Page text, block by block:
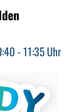
- 11:35 Uhr